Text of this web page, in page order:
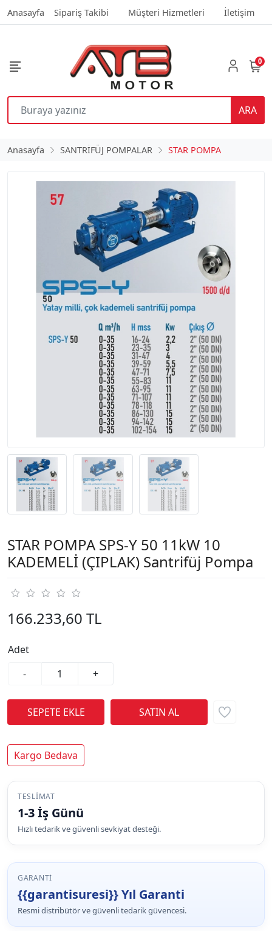
Anasayfa Sipariş Takibi Müşteri Hizmetleri İletişim
ARA
0
Anasayfa SANTRİFÜJ POMPALAR STAR POMPA
STAR POMPA SPS-Y 50 11kW 10
KADEMELİ (ÇIPLAK) Santrifüj Pompa
166.233,60 TL
Adet
-
+
Kargo Bedava
TESLIMAT
1-3 İş Günü
Hızlı tedarik ve güvenli sevkiyat desteği.
GARANTI
{{garantisuresi}} Yıl Garanti
Resmi distribütör ve güvenli tedarik güvencesi.